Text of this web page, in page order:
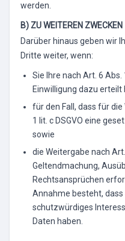
werden.
B) ZU WEITEREN ZWECKEN
Darüber hinaus geben wir
Dritte weiter, wenn:
Sie Ihre nach Art. 6 Abs.
Einwilligung dazu erteilt
für den Fall, dass für die
1 lit. c DSGVO eine
sowie
die Weitergabe nach
Geltendmachung,
Rechtsansprüchen
Annahme besteht,
schutzwürdiges
Daten haben.